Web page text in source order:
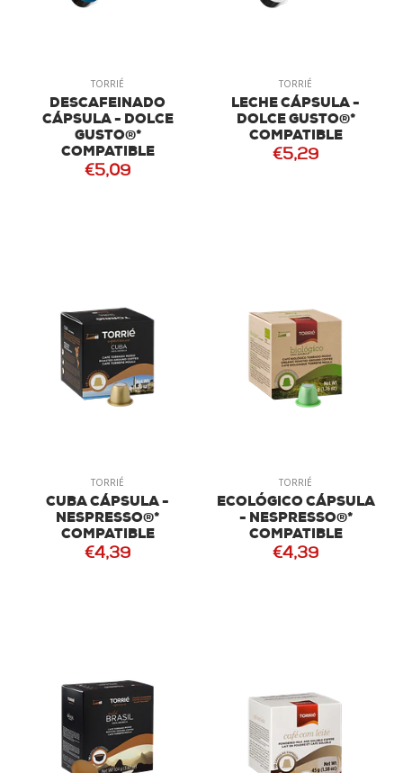
TORRIÉ
DESCAFEINADO
CÁPSULA - DOLCE
GUSTO®*
COMPATIBLE
€5,09
TORRIÉ
LECHE CÁPSULA -
DOLCE GUSTO®*
COMPATIBLE
€5,29
TORRIÉ
CUBA CÁPSULA -
NESPRESSO®*
COMPATIBLE
€4,39
TORRIÉ
ECOLÓGICO CÁPSULA
- NESPRESSO®*
COMPATIBLE
€4,39